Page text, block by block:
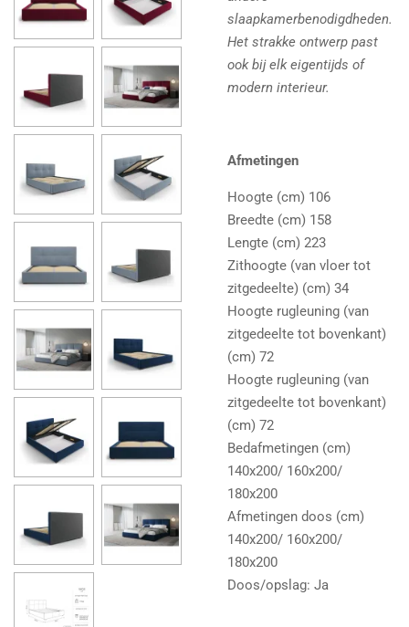
slaapkamerbenodigdheden.
Het strakke ontwerp past
ook bij elk eigentijds of
modern interieur.
Afmetingen
Hoogte (cm) 106
Breedte (cm) 158
Lengte (cm) 223
Zithoogte (van vloer tot
zitgedeelte) (cm) 34
Hoogte rugleuning (van
zitgedeelte tot bovenkant)
(cm) 72
Hoogte rugleuning (van
zitgedeelte tot bovenkant)
(cm) 72
Bedafmetingen (cm)
140x200/ 160x200/
180x200
Afmetingen doos (cm)
140x200/ 160x200/
180x200
Doos/opslag: Ja